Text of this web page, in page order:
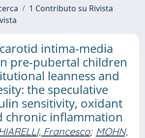
1 Contributo su Rivista
intima-media
pre-pubertal children
leanness and
the speculative
sensitivity, oxidant
chronic inflammation
Francesco; MOHN,